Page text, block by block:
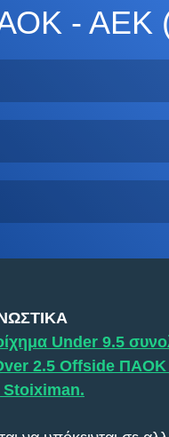
- ΑΕΚ
Under 9.5
Over 2.5 Offside
Stoiximan.